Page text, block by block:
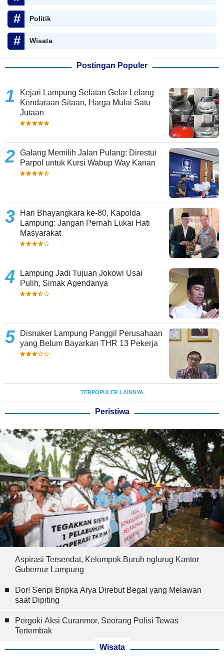
Politik
Wisata
Postingan Populer
Kejari Lampung Selatan Gelar Lelang
Kendaraan Sitaan, Harga Mulai Satu
Jutaan
Galang Memilih Jalan Pulang: Direstui
Parpol untuk Kursi Wabup Way Kanan
Hari Bhayangkara ke-80, Kapolda
Lampung: Jangan Pernah Lukai Hati
Masyarakat
Lampung Jadi Tujuan Jokowi Usai
Pulih, Simak Agendanya
Disnaker Lampung Panggil Perusahaan
yang Belum Bayarkan THR 13 Pekerja
TERPOPULER LAINNYA
Peristiwa
Aspirasi Tersendat, Kelompok Buruh nglurug Kantor
Gubernur Lampung
Dor! Senpi Bripka Arya Direbut Begal yang Melawan
saat Dipiting
Pergoki Aksi Curanmor, Seorang Polisi Tewas
Tertembak
Wisata